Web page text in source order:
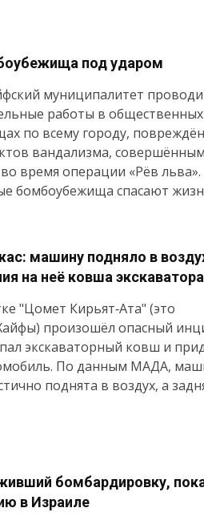
под ударом
муниципалитет
работы в общественных
по всему городу,
вандализма,
время операции «Рёв льва».
бомбоубежища спасают
машину подняло в
на неё ковша экскаватора
"Цомет Кирьят‑Ата" (это
произошёл опасный
экскаваторный ковш и
По данным МАДА,
поднята в воздух, а
бомбардировку,
в Израиле